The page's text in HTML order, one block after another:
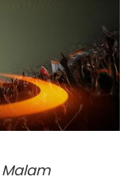
Malam